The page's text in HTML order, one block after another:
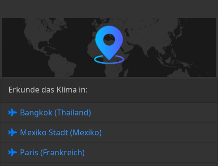
Erkunde das Klima in:
Bangkok (Thailand)
Mexiko Stadt (Mexiko)
Paris (Frankreich)